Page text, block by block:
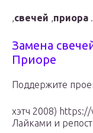
,свечей ,приора .
Замена
Приоре
Поддержите
хэтч 2008)
Лайками и